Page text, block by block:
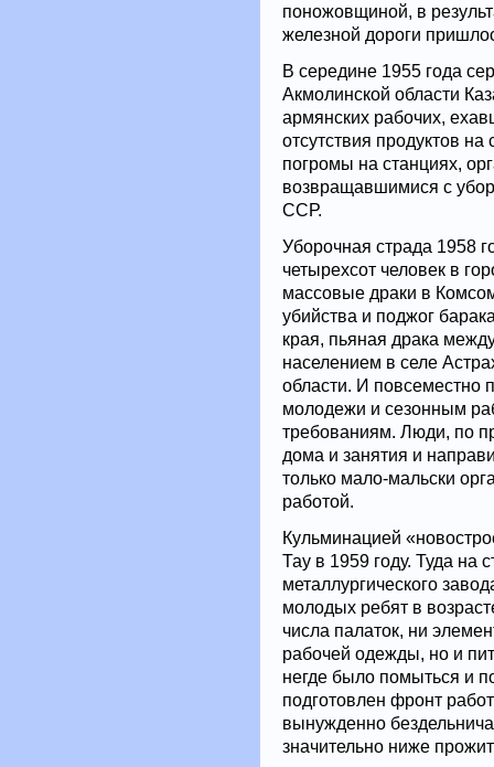
поножовщиной, в
железной дороги
В середине 1955 года
Акмолинской области
армянских рабочих,
отсутствия продуктов
погромы на станциях,
возвращавшимися с
ССР.
Уборочная страда 1958
четырехсот человек в
массовые драки в
убийства и поджог
края, пьяная драка
населением в селе
области. И
молодежи и сезонным
требованиям. Люди, по
дома и занятия и
только мало-мальски
работой.
Кульминацией
Тау в 1959 году. Туда на
металлургического
молодых ребят в
числа палаток, ни
рабочей одежды, но и
негде было помыться и
подготовлен фронт
вынужденно
значительно ниже